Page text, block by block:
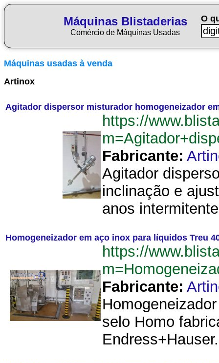
Máquinas Blistaderias
Comércio de Máquinas Usadas
O
Máquinas usadas à venda
Artinox
Agitador dispersor misturador homogeneizador
https://
Fabricante:
Agitador
inclinação e
anos
Homogeneizador em aço inox para líquidos Treu
https://
Fabricante:
selo Homo